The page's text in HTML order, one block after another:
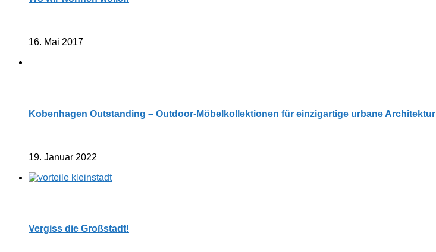
16. Mai 2017
Kobenhagen Outstanding – Outdoor-Möbelkollektionen für einzigartige urbane Architektur
19. Januar 2022
Vergiss die Großstadt!